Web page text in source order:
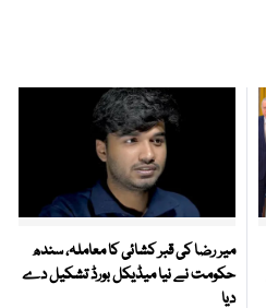
میر رضا کی قبر کشائی کا معاملہ، سندھ
حکومت نے نیا میڈیکل بورڈ تشکیل دے
دیا